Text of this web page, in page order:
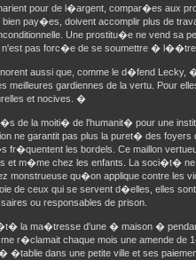
pour de l�argent, compar�es aux
pay�es, doivent accomplir plus de
Une prostitu�e ne vend sa
n'est pas forc�e de se soumettre �
aussi que, comme le d�fend
meilleures gardiennes de la vertu. Pour
et nocives. �
de la moiti� de l'humanit� pour une
ne garantit pas plus la puret� des
fr�quentent les bordels. Ce maillon
m�me chez les enfants. La soci�t� ne
monstrueuse qu�on applique contre les
de ceux qui se servent d�elles, elles
ou responsables de prison.
la ma�tresse d'une � maison �
r�clamait chaque mois une amende de
dans une petite ville et ses